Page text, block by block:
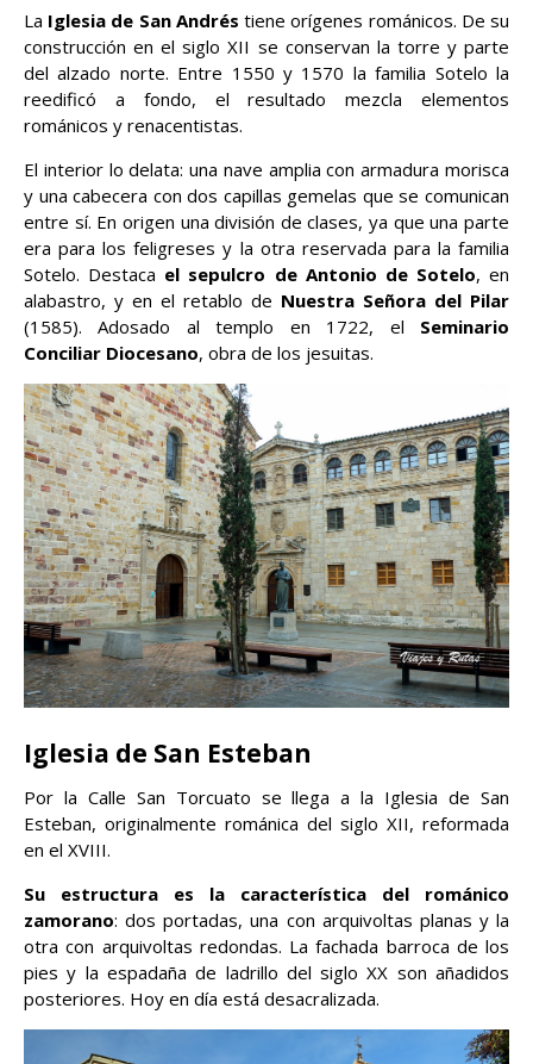
La Iglesia de San Andrés tiene orígenes románicos. De su
construcción en el siglo XII se conservan la torre y parte
del alzado norte. Entre 1550 y 1570 la familia Sotelo la
reedificó a fondo, el resultado mezcla elementos
románicos y renacentistas.
El interior lo delata: una nave amplia con armadura morisca
y una cabecera con dos capillas gemelas que se comunican
entre sí. En origen una división de clases, ya que una parte
era para los feligreses y la otra reservada para la familia
Sotelo. Destaca el sepulcro de Antonio de Sotelo, en
alabastro, y en el retablo de Nuestra Señora del Pilar
(1585). Adosado al templo en 1722, el Seminario
Conciliar Diocesano, obra de los jesuitas.
Iglesia de San Esteban
Por la Calle San Torcuato se llega a la Iglesia de San
Esteban, originalmente románica del siglo XII, reformada
en el XVIII.
Su estructura es la característica del románico
zamorano: dos portadas, una con arquivoltas planas y la
otra con arquivoltas redondas. La fachada barroca de los
pies y la espadaña de ladrillo del siglo XX son añadidos
posteriores. Hoy en día está desacralizada.